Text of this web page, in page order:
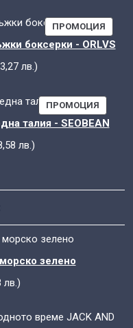
ПРОМОЦИЯ
С
боксерки - ORLVS
€.
лв.)
ПРОМОЦИЯ
С
талия - SEOBEAN
€.
лв.)
зелено
лв.)